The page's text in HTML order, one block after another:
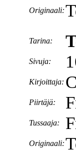
Originaali:
Tarina:
Sivuja:
Kirjoittaja:
Piirtäjä:
Tussaaja:
Originaali: